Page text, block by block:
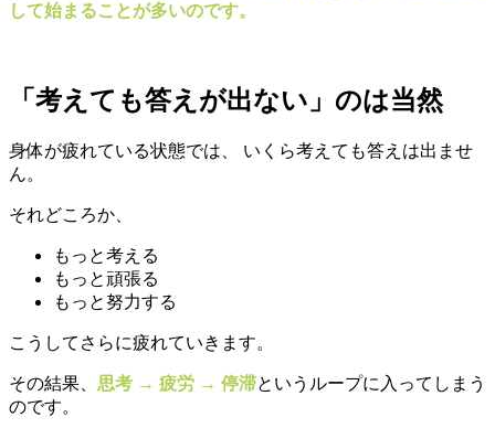
して始まることが多いのです。
「考えても答えが出ない」のは当然
身体が疲れている状態では、 いくら考えても答えは出ませ
ん。
それどころか、
もっと考える
もっと頑張る
もっと努力する
こうしてさらに疲れていきます。
その結果、 思考 → 疲労 → 停滞というループに入ってしまう
のです。